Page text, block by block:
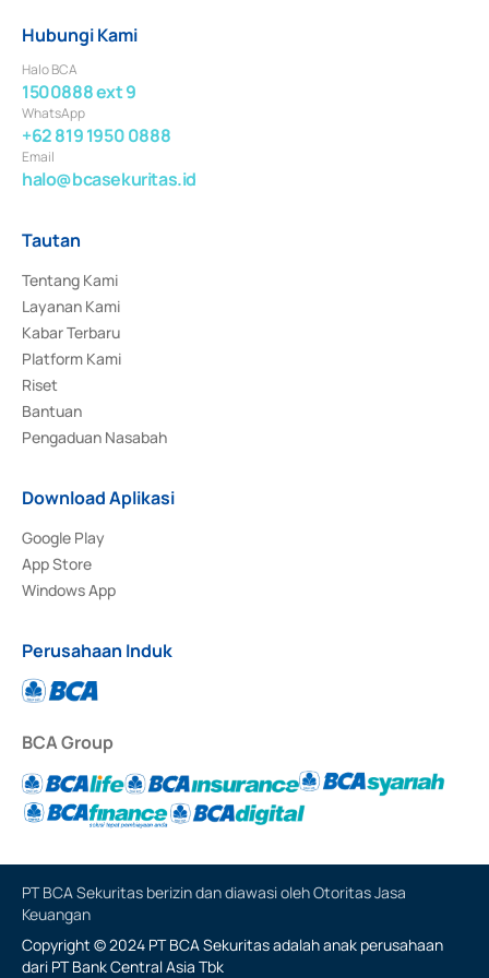
Hubungi Kami
Halo BCA
1500888 ext 9
WhatsApp
+62 819 1950 0888
Email
halo@bcasekuritas.id
Tautan
Tentang Kami
Layanan Kami
Kabar Terbaru
Platform Kami
Riset
Bantuan
Pengaduan Nasabah
Download Aplikasi
Google Play
App Store
Windows App
Perusahaan Induk
BCA Group
PT BCA Sekuritas berizin dan diawasi oleh Otoritas Jasa
Keuangan
Copyright © 2024 PT BCA Sekuritas adalah anak perusahaan
dari PT Bank Central Asia Tbk